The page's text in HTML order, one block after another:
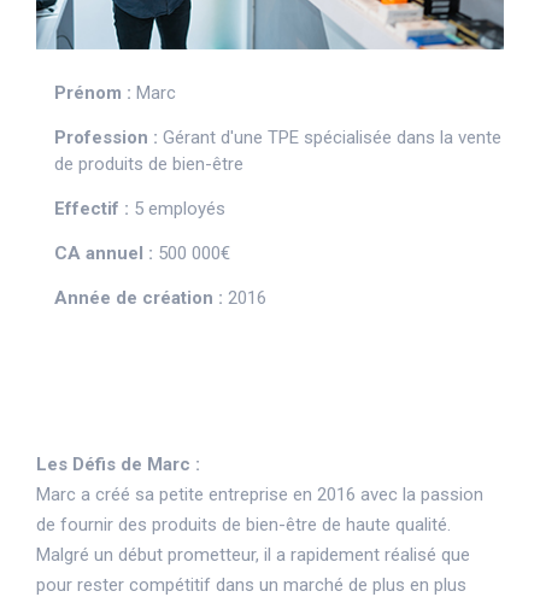
Prénom : Marc
Profession : Gérant d'une TPE spécialisée dans la vente
de produits de bien-être
Effectif : 5 employés
CA annuel : 500 000€
Année de création : 2016
Les Défis de Marc :
Marc a créé sa petite entreprise en 2016 avec la passion
de fournir des produits de bien-être de haute qualité.
Malgré un début prometteur, il a rapidement réalisé que
pour rester compétitif dans un marché de plus en plus